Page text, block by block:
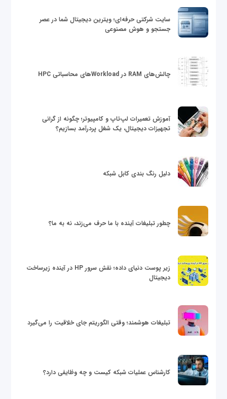
سایت شرکتی حرفه‌ای؛ ویترین دیجیتال شما در عصر
جستجو و هوش مصنوعی
چالش‌های RAM در Workloadهای محاسباتی HPC
آموزش تعمیرات لپ‌تاپ و کامپیوتر؛ چگونه از گرانی
تجهیزات دیجیتال، یک شغل پردرآمد بسازیم؟
دلیل رنگ بندی کابل شبکه
چطور تبلیغات آینده با ما حرف می‌زند، نه به ما؟
زیر پوست دنیای داده؛ نقش سرور HP در آینده زیرساخت
دیجیتال
تبلیغات هوشمند؛ وقتی الگوریتم جای خلاقیت را می‌گیرد
کارشناس عملیات شبکه کیست و چه وظایفی دارد؟